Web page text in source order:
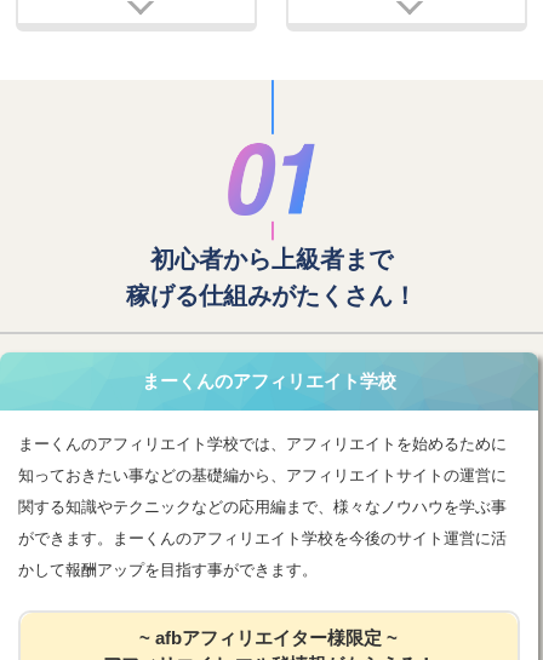
初心者から上級者まで
稼げる仕組みがたくさん！
まーくんのアフィリエイト学校
まーくんのアフィリエイト学校では、アフィリエイトを始めるために
知っておきたい事などの基礎編から、アフィリエイトサイトの運営に
関する知識やテクニックなどの応用編まで、様々なノウハウを学ぶ事
ができます。まーくんのアフィリエイト学校を今後のサイト運営に活
かして報酬アップを目指す事ができます。
~ afbアフィリエイター様限定 ~